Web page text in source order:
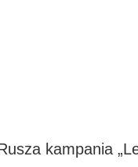
kampania